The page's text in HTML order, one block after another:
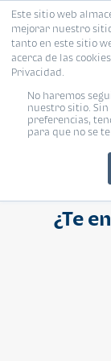
Este sitio web
mejorar nuestro
tanto en este sitio
acerca de las
Privacidad.
No haremos
nuestro sitio.
preferencias,
para que no se
Proyecto
Ingresa el
¿Te